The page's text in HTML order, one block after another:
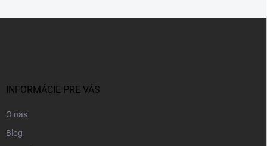
INFORMÁCIE PRE VÁS
O nás
Blog